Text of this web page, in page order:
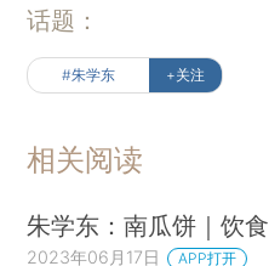
话题：
#朱学东 +关注
相关阅读
朱学东：南瓜饼｜饮食
2023年06月17日 APP打开